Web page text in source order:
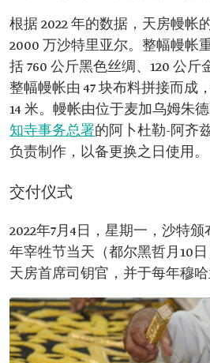
根据 2022 年的数据，天房幔帐
2000 万沙特里亚尔。整幅幔帐
括 760 公斤黑色丝绸、120 公斤
整幅幔帐由 47 块布料拼接而成
14 米。幔帐由位于麦加乌姆朱
知寺事务总署的阿卜杜勒-阿齐
负责制作，以备更换之日使用。
交付仪式
2022年7月4日，星期一，沙特
年宰牲节当天（都尔黑哲月10
天房首席司钥官，并于每年穆哈